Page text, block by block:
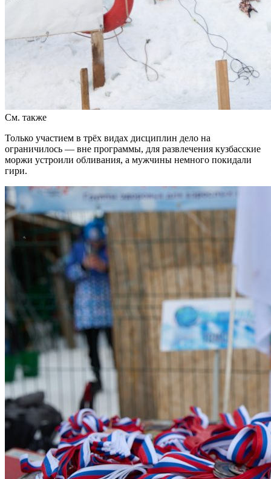
См. также
Только участием в трёх видах дисциплин дело на
ограничилось — вне программы, для развлечения кузбасские
моржи устроили обливания, а мужчины немного покидали
гири.